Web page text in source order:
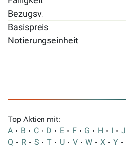
Bezugsv.
Basispreis
Notierungseinheit
Top Aktien mit:
A
B C D E F G H I J
Q
R S T U V W X Y